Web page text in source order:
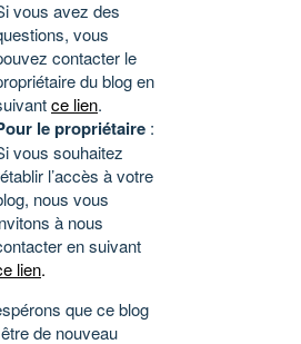
vous avez des
vous
contacter le
du blog en
ce lien.
le propriétaire :
vous souhaitez
l’accès à votre
nous vous
à nous
en suivant
lien.
que ce blog
de nouveau